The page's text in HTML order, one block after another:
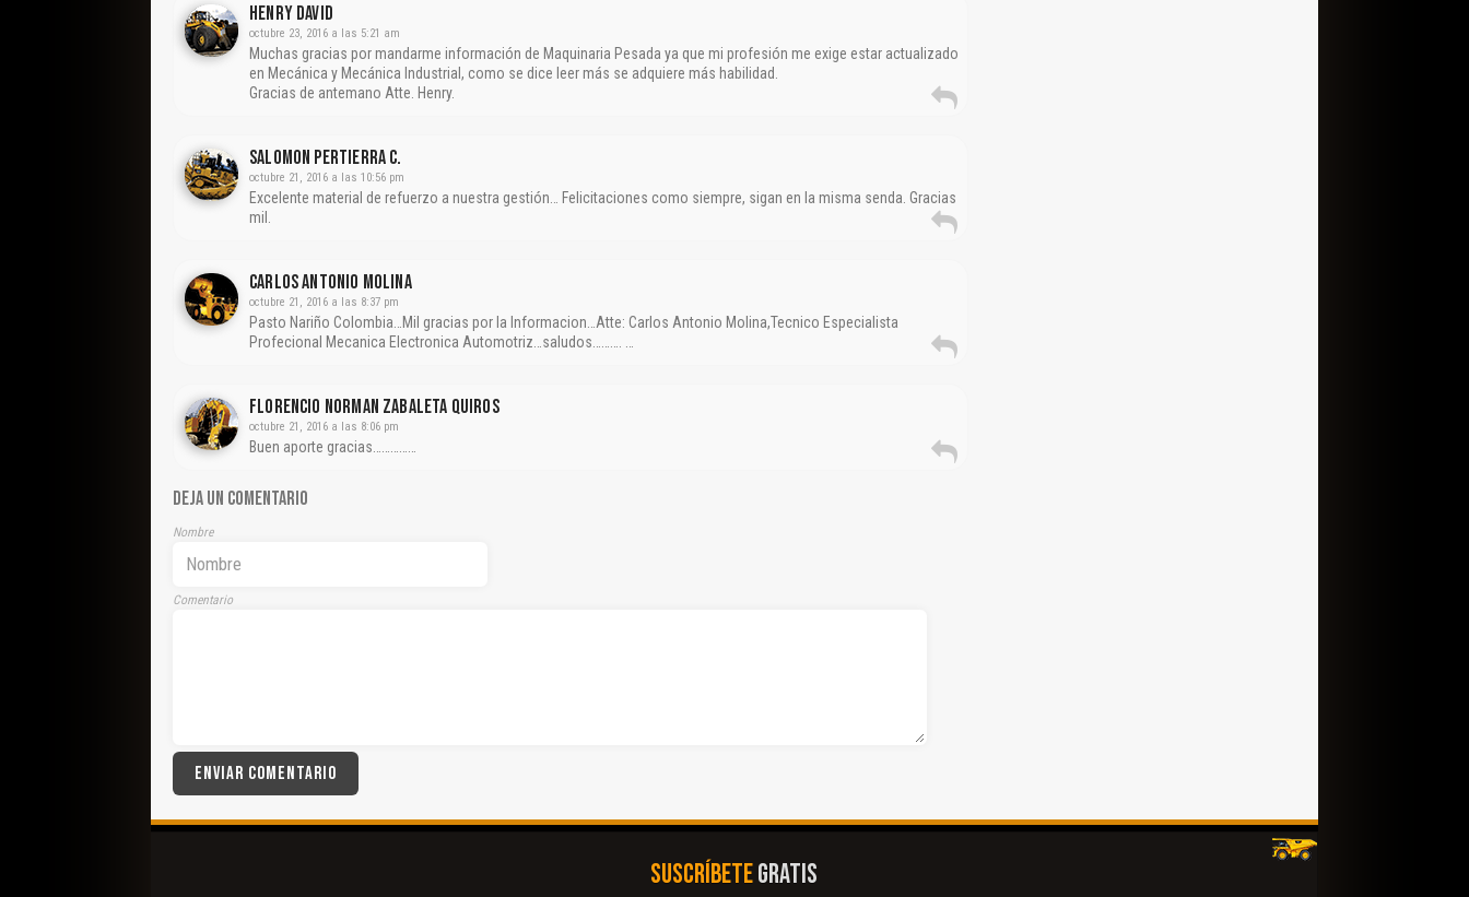
Henry David
octubre 23, 2016 a las 5:21 am
Muchas gracias por mandarme información de Maquinaria Pesada ya que mi profesión me exige estar actualizado
en Mecánica y Mecánica Industrial, como se dice leer más se adquiere más habilidad.
Gracias de antemano Atte. Henry.
Salomon Pertierra C.
octubre 21, 2016 a las 10:56 pm
Excelente material de refuerzo a nuestra gestión… Felicitaciones como siempre, sigan en la misma senda. Gracias
mil.
CARLOS ANTONIO MOLINA
octubre 21, 2016 a las 8:37 pm
Pasto Nariño Colombia…Mil gracias por la Informacion…Atte: Carlos Antonio Molina,Tecnico Especialista
Profecional Mecanica Electronica Automotriz…saludos………. …
Florencio Norman Zabaleta Quiros
octubre 21, 2016 a las 8:06 pm
Buen aporte gracias……………
DEJA UN COMENTARIO
Nombre
Comentario
SUSCRÍBETEGRATIS